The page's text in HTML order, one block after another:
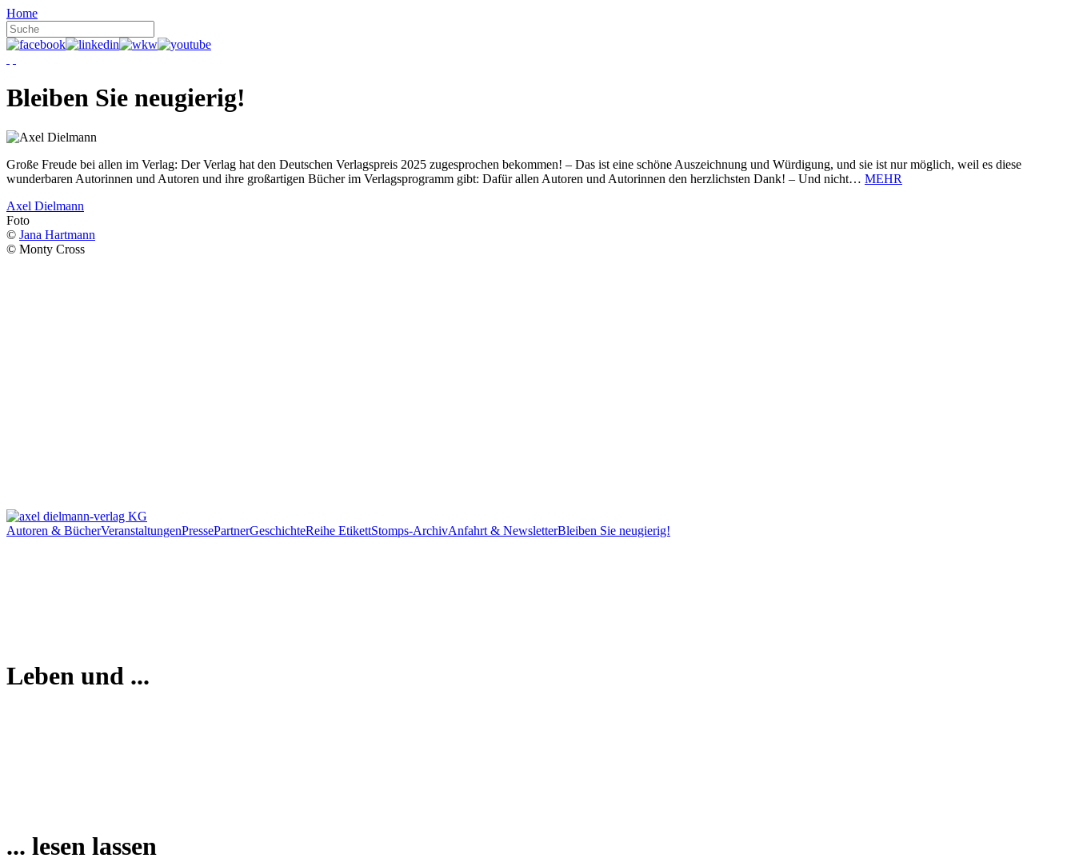
Home
Bleiben Sie neugierig!
Große Freude bei allen im Verlag: Der Verlag hat den Deutschen Verlagspreis 2025 zugesprochen bekommen! – Das ist eine schöne Auszeichnung und Würdigung, und sie ist nur möglich, weil es diese
wunderbaren Autorinnen und Autoren und ihre großartigen Bücher im Verlagsprogramm gibt: Dafür allen Autoren und Autorinnen den herzlichsten Dank! – Und nicht… MEHR
Axel Dielmann
Foto
© Jana Hartmann
© Monty Cross
Autoren & BücherVeranstaltungenPressePartnerGeschichteReihe EtikettStomps-ArchivAnfahrt & NewsletterBleiben Sie neugierig!
Leben und ...
... lesen lassen